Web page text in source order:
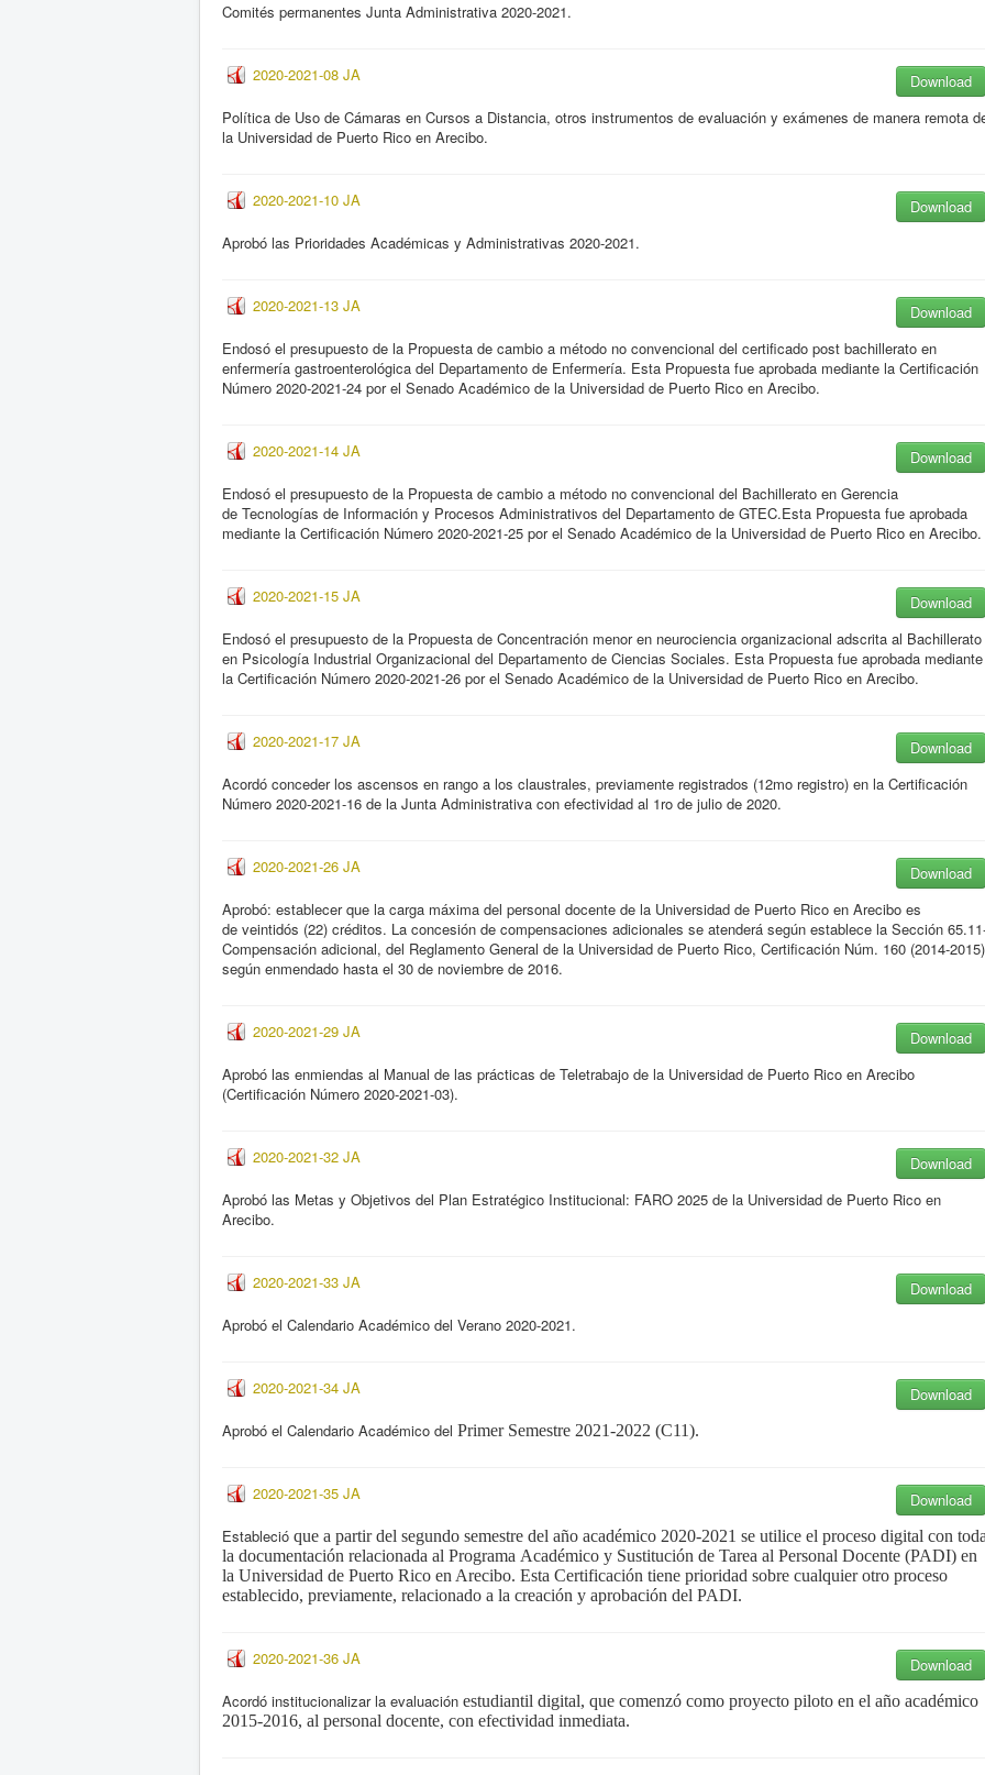
Comités permanentes Junta Administrativa 2020-2021.
2020-2021-08 JA
Download
Política de Uso de Cámaras en Cursos a Distancia, otros instrumentos de evaluación y exámenes de manera remota
la Universidad de Puerto Rico en Arecibo.
2020-2021-10 JA
Download
Aprobó las Prioridades Académicas y Administrativas 2020-2021.
2020-2021-13 JA
Download
Endosó el presupuesto de la Propuesta de cambio a método no convencional del certificado post bachillerato en
enfermería gastroenterológica del Departamento de Enfermería. Esta Propuesta fue aprobada mediante la Certificación
Número 2020-2021-24 por el Senado Académico de la Universidad de Puerto Rico en Arecibo.
2020-2021-14 JA
Download
Endosó el presupuesto de la Propuesta de cambio a método no convencional del Bachillerato en Gerencia
de Tecnologías de Información y Procesos Administrativos del Departamento de GTEC.Esta Propuesta fue aprobada
mediante la Certificación Número 2020-2021-25 por el Senado Académico de la Universidad de Puerto Rico en Arecibo.
2020-2021-15 JA
Download
Endosó el presupuesto de la Propuesta de Concentración menor en neurociencia organizacional adscrita al Bachillerato
en Psicología Industrial Organizacional del Departamento de Ciencias Sociales. Esta Propuesta fue aprobada mediante
la Certificación Número 2020-2021-26 por el Senado Académico de la Universidad de Puerto Rico en Arecibo.
2020-2021-17 JA
Download
Acordó conceder los ascensos en rango a los claustrales, previamente registrados (12mo registro) en la Certificación
Número 2020-2021-16 de la Junta Administrativa con efectividad al 1ro de julio de 2020.
2020-2021-26 JA
Download
Aprobó: establecer que la carga máxima del personal docente de la Universidad de Puerto Rico en Arecibo es
de veintidós (22) créditos. La concesión de compensaciones adicionales se atenderá según establece la Sección
Compensación adicional, del Reglamento General de la Universidad de Puerto Rico, Certificación Núm. 160 (2014-
según enmendado hasta el 30 de noviembre de 2016.
2020-2021-29 JA
Download
Aprobó las enmiendas al Manual de las prácticas de Teletrabajo de la Universidad de Puerto Rico en Arecibo
(Certificación Número 2020-2021-03).
2020-2021-32 JA
Download
Aprobó las Metas y Objetivos del Plan Estratégico Institucional: FARO 2025 de la Universidad de Puerto Rico en
Arecibo.
2020-2021-33 JA
Download
Aprobó el Calendario Académico del Verano 2020-2021.
2020-2021-34 JA
Download
Aprobó el Calendario Académico del Primer Semestre 2021-2022 (C11).
2020-2021-35 JA
Download
Estableció que a partir del segundo semestre del año académico 2020-2021 se utilice el proceso digital con
la documentación relacionada al Programa Académico y Sustitución de Tarea al Personal Docente (PADI) en
la Universidad de Puerto Rico en Arecibo. Esta Certificación tiene prioridad sobre cualquier otro proceso
establecido, previamente, relacionado a la creación y aprobación del PADI.
2020-2021-36 JA
Download
Acordó institucionalizar la evaluación estudiantil digital, que comenzó como proyecto piloto en el año académico
2015-2016, al personal docente, con efectividad inmediata.